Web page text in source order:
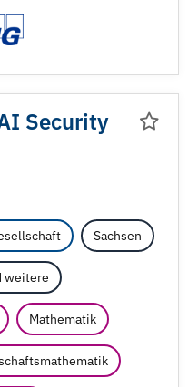
Security
Sachsen
weitere
Mathematik